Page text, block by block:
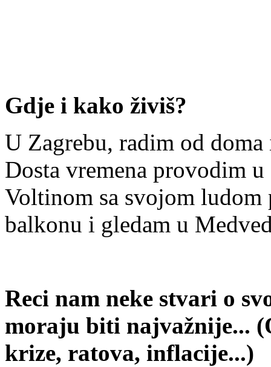
Gdje i kako živiš?
U Zagrebu, radim od
Dosta vremena provodim
Voltinom sa svojom
balkonu i gledam u
Reci nam neke stvari o
moraju biti najvažnije...
krize, ratova, inflacije...)